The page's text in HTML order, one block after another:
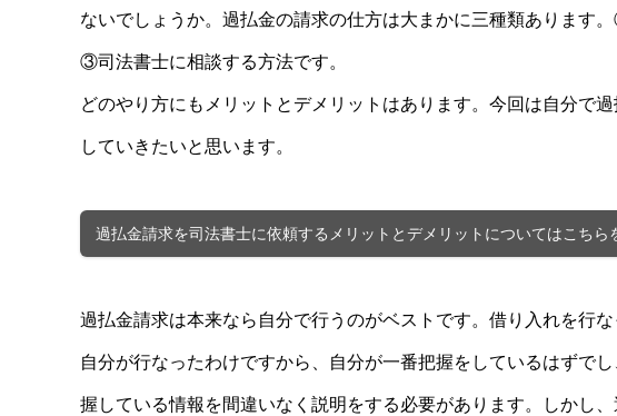
ないでしょうか。過払金の請求の仕方は大まかに三種類あります
③司法書士に相談する方法です。
どのやり方にもメリットとデメリットはあります。今回は自分で
していきたいと思います。
過払金請求を司法書士に依頼するメリットとデメリットについてはこちら
過払金請求は本来なら自分で行うのがベストです。借り入れを行
自分が行なったわけですから、自分が一番把握をしているはずで
握している情報を間違いなく説明をする必要があります。しかし